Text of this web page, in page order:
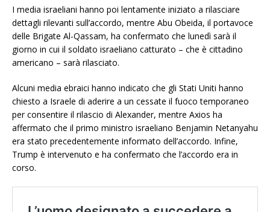
I media israeliani hanno poi lentamente iniziato a rilasciare
dettagli rilevanti sull’accordo, mentre Abu Obeida, il portavoce
delle Brigate Al-Qassam, ha confermato che lunedì sarà il
giorno in cui il soldato israeliano catturato – che è cittadino
americano – sarà rilasciato.
Alcuni media ebraici hanno indicato che gli Stati Uniti hanno
chiesto a Israele di aderire a un cessate il fuoco temporaneo
per consentire il rilascio di Alexander, mentre Axios ha
affermato che il primo ministro israeliano Benjamin Netanyahu
era stato precedentemente informato dell’accordo. Infine,
Trump è intervenuto e ha confermato che l’accordo era in
corso.